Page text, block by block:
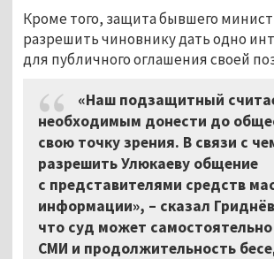
Кроме того, защита бывшего
разрешить чиновнику дать одно
для публичного оглашения своей
«Наш подзащитный
необходимым донести до
свою точку зрения. В связи с
разрешить Улюкаеву общение
с представителями средств
информации», – сказал
что суд может
СМИ и продолжительность